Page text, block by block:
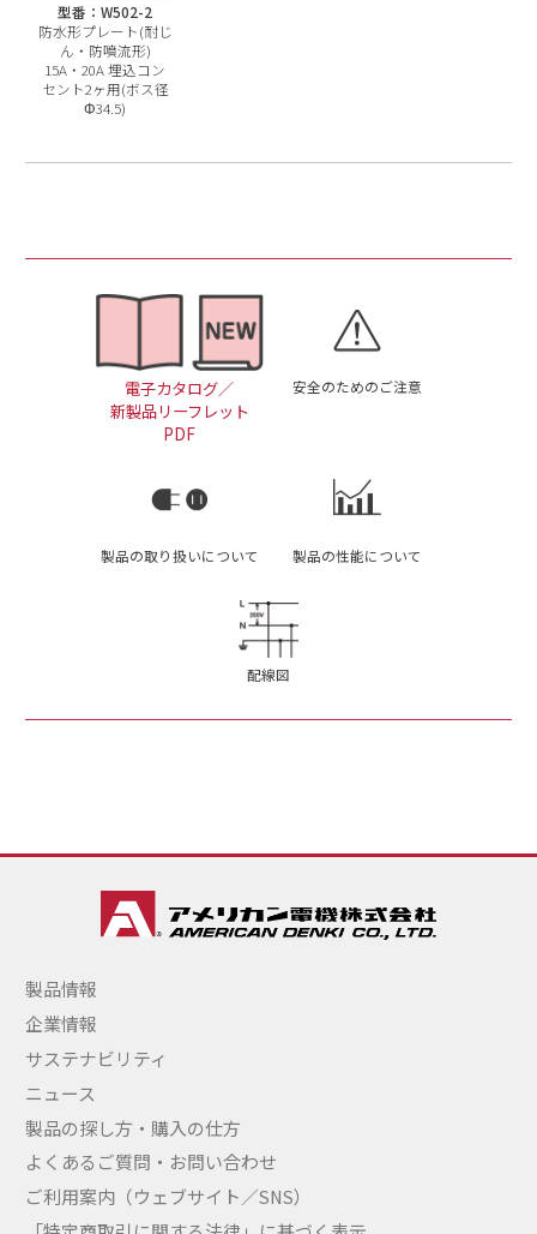
型番：W502-2
防水形プレート(耐じ
ん・防噴流形)
15A・20A 埋込コン
セント2ヶ用(ボス径
Φ34.5)
電子カタログ／
新製品リーフレット
PDF
安全のためのご注意
製品の取り扱いについて 製品の性能について
配線図
製品情報
企業情報
サステナビリティ
ニュース
製品の探し方・購入の仕方
よくあるご質問・お問い合わせ
ご利用案内（ウェブサイト／SNS）